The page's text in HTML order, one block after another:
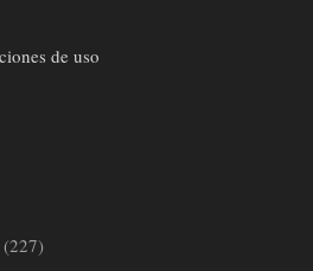
de uso
(227)